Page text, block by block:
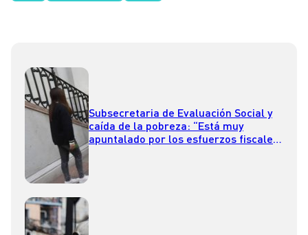
Subsecretaria de Evaluación Social y
caída de la pobreza: “Está muy
apuntalado por los esfuerzos fiscales